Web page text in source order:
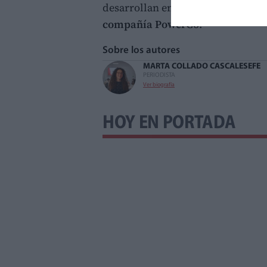
desarrollan en las
compañía PowerCo.
Sobre los autores
MARTA COLLADO CASCALES
PERIODISTA
Ver biografía
EFE
HOY EN PORTADA